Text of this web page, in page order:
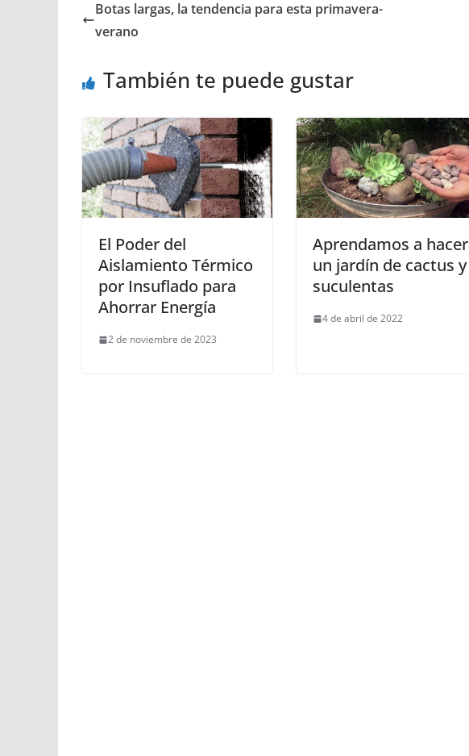
Botas largas, la tendencia para esta primavera-
verano
También te puede gustar
El Poder del
Aislamiento Térmico
por Insuflado para
Ahorrar Energía
2 de noviembre de 2023
Aprendamos a hacer
un jardín de cactus y
suculentas
4 de abril de 2022